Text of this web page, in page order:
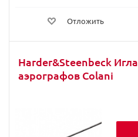
Отложить
Harder&Steenbeck
аэрографов Colani